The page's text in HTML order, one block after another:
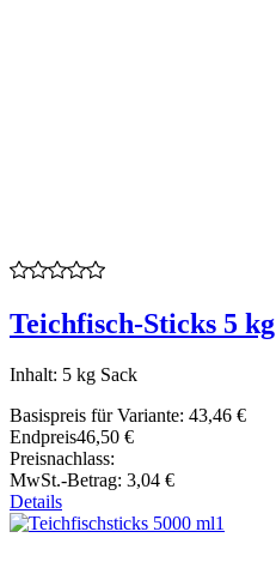
Teichfisch-Sticks 5 kg
Inhalt: 5 kg Sack
Basispreis für Variante: 43,46 €
Endpreis46,50 €
Preisnachlass:
MwSt.-Betrag: 3,04 €
Details